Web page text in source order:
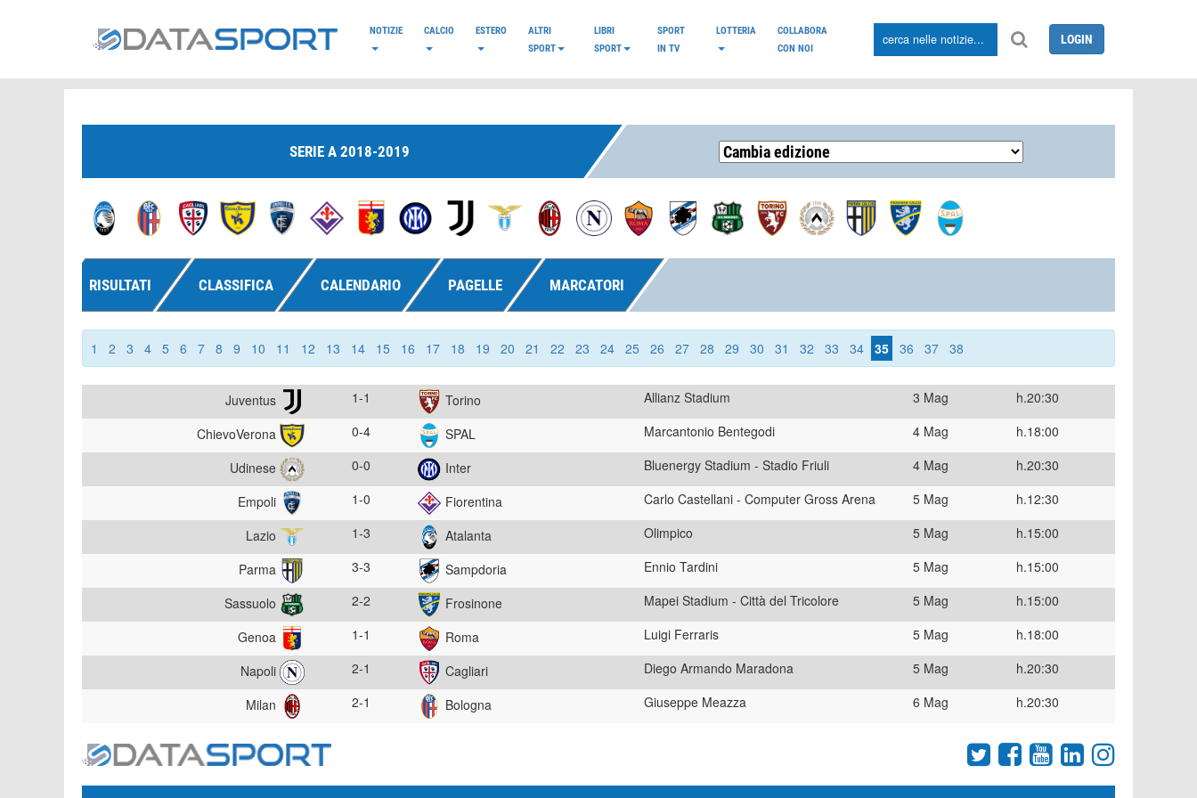
NOTIZIE CALCIO ESTERO
ALTRI
SPORT
LIBRI
SPORT
SPORT
IN TV
LOTTERIA
COLLABORA
CON NOI
LOGIN
SERIE A 2018-2019
RISULTATI CLASSIFICA CALENDARIO PAGELLE MARCATORI
1 2 3 4 5 6 7 8 9 10 11 12 13 14 15 16 17 18 19 20 21 22 23 24 25 26 27 28 29 30 31 32 33 34 35 36 37 38
Juventus 1-1 Torino Allianz Stadium 3 Mag h.20:30
ChievoVerona 0-4 SPAL Marcantonio Bentegodi 4 Mag h.18:00
Udinese 0-0 Inter Bluenergy Stadium - Stadio Friuli 4 Mag h.20:30
Empoli 1-0 Fiorentina Carlo Castellani - Computer Gross Arena 5 Mag h.12:30
Lazio 1-3 Atalanta Olimpico 5 Mag h.15:00
Parma 3-3 Sampdoria Ennio Tardini 5 Mag h.15:00
Sassuolo 2-2 Frosinone Mapei Stadium - Città del Tricolore 5 Mag h.15:00
Genoa 1-1 Roma Luigi Ferraris 5 Mag h.18:00
Napoli 2-1 Cagliari Diego Armando Maradona 5 Mag h.20:30
Milan 2-1 Bologna Giuseppe Meazza 6 Mag h.20:30